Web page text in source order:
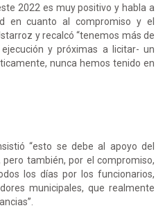
2022 es muy positivo y habla a
en cuanto al compromiso y el
y recalcó “tenemos más de
y próximas a licitar- un
nunca hemos tenido en
“esto se debe al apoyo del
pero también, por el compromiso,
los días por los funcionarios,
municipales, que realmente